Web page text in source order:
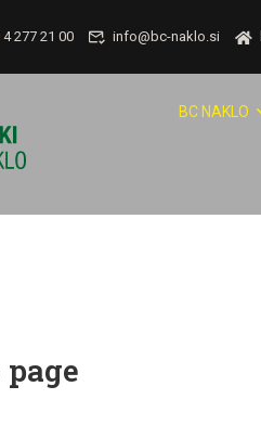
4 277 21 00 info@bc-naklo.si
BC NAKLO
page